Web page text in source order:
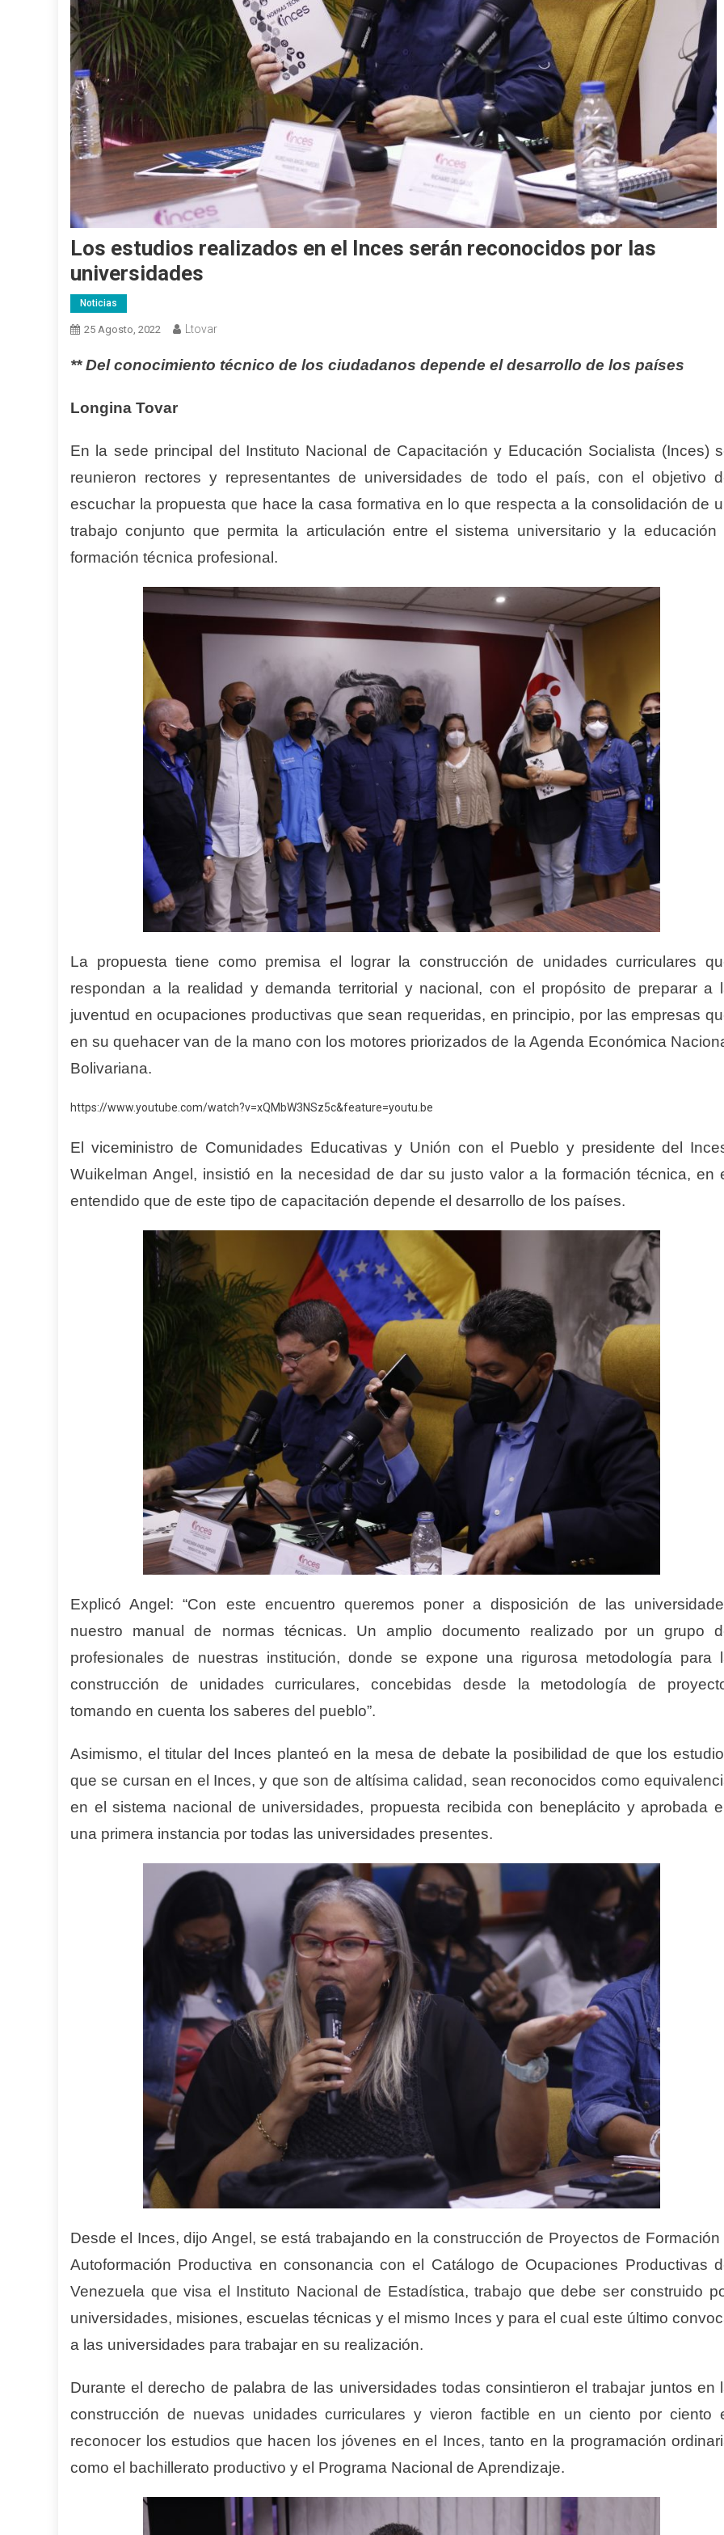
Los estudios realizados en el Inces serán reconocidos por las
universidades
Noticias
25 Agosto, 2022 Ltovar
** Del conocimiento técnico de los ciudadanos depende el desarrollo de los países
Longina Tovar
En la sede principal del Instituto Nacional de Capacitación y Educación Socialista (Inces)
reunieron rectores y representantes de universidades de todo el país, con el objetivo
escuchar la propuesta que hace la casa formativa en lo que respecta a la consolidación de
trabajo conjunto que permita la articulación entre el sistema universitario y la educación
formación técnica profesional.
La propuesta tiene como premisa el lograr la construcción de unidades curriculares
respondan a la realidad y demanda territorial y nacional, con el propósito de preparar a
juventud en ocupaciones productivas que sean requeridas, en principio, por las empresas
en su quehacer van de la mano con los motores priorizados de la Agenda Económica
Bolivariana.
https://www.youtube.com/watch?v=xQMbW3NSz5c&feature=youtu.be
El viceministro de Comunidades Educativas y Unión con el Pueblo y presidente del
Wuikelman Angel, insistió en la necesidad de dar su justo valor a la formación técnica, en
entendido que de este tipo de capacitación depende el desarrollo de los países.
Explicó Angel: “Con este encuentro queremos poner a disposición de las
nuestro manual de normas técnicas. Un amplio documento realizado por un grupo
profesionales de nuestras institución, donde se expone una rigurosa metodología para
construcción de unidades curriculares, concebidas desde la metodología de
tomando en cuenta los saberes del pueblo”.
Asimismo, el titular del Inces planteó en la mesa de debate la posibilidad de que los
que se cursan en el Inces, y que son de altísima calidad, sean reconocidos como
en el sistema nacional de universidades, propuesta recibida con beneplácito y aprobada
una primera instancia por todas las universidades presentes.
Desde el Inces, dijo Angel, se está trabajando en la construcción de Proyectos de Formación
Autoformación Productiva en consonancia con el Catálogo de Ocupaciones Productivas
Venezuela que visa el Instituto Nacional de Estadística, trabajo que debe ser construido
universidades, misiones, escuelas técnicas y el mismo Inces y para el cual este último
a las universidades para trabajar en su realización.
Durante el derecho de palabra de las universidades todas consintieron el trabajar juntos en
construcción de nuevas unidades curriculares y vieron factible en un ciento por ciento
reconocer los estudios que hacen los jóvenes en el Inces, tanto en la programación
como el bachillerato productivo y el Programa Nacional de Aprendizaje.